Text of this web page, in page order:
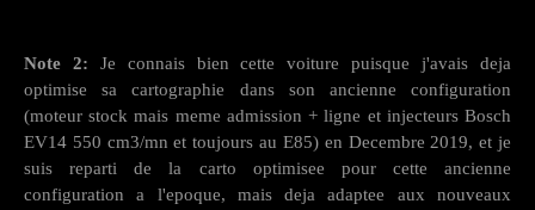
Note 2: Je connais bien cette voiture puisque j'avais deja
optimise sa cartographie dans son ancienne configuration
(moteur stock mais meme admission + ligne et injecteurs Bosch
EV14 550 cm3/mn et toujours au E85) en Decembre 2019, et je
suis reparti de la carto optimisee pour cette ancienne
configuration a l'epoque, mais deja adaptee aux nouveaux